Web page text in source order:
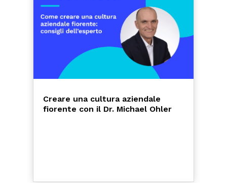
Creare una cultura aziendale
fiorente con il Dr. Michael Ohler